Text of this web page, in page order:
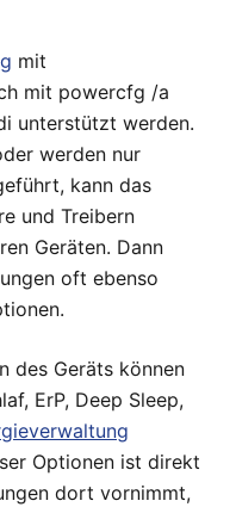
mit
mit powercfg /a
unterstützt werden.
werden nur
kann das
und Treibern
Geräten. Dann
oft ebenso
des Geräts können
ErP, Deep Sleep,
Optionen ist direkt
dort vornimmt,